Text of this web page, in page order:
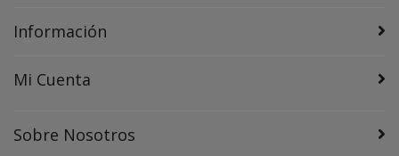
Información
Mi Cuenta
Sobre Nosotros